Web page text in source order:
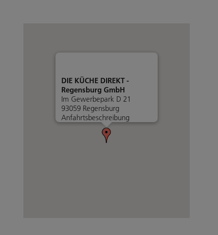
DIE KÜCHE DIREKT -
Regensburg GmbH
Im Gewerbepark D 21
93059 Regensburg
Anfahrtsbeschreibung